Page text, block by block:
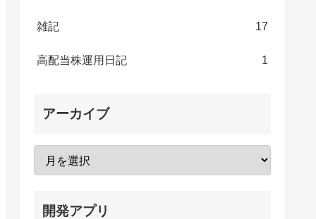
雑記 17
高配当株運用日記 1
アーカイブ
開発アプリ